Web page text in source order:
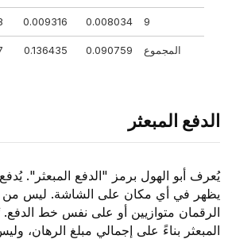
0.008034
0.009316
المجموع 0.090759
0.136435
الدفع المبعثر
يُعرف أبو الهول برمز "الدفع المبعثر".
يظهر في أي مكان على الشاشة. ليس من
الرقمان متوازيين أو على نفس خط الدفع.
المبعثر بناءً على إجمالي مبلغ الرهان،